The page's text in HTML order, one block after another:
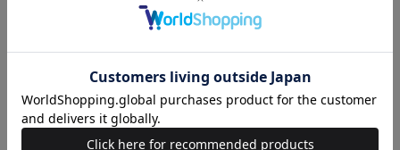
なし あり